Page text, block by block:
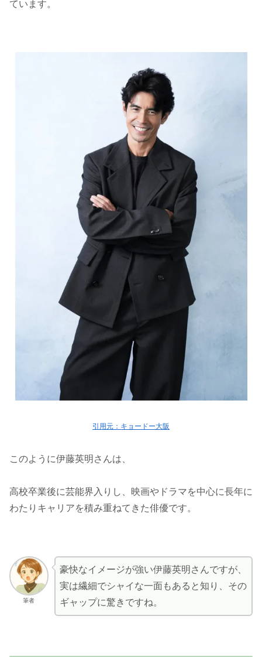
ています。
引用元：キョードー大阪
このように伊藤英明さんは、
高校卒業後に芸能界入りし、映画やドラマを中心に長年に
わたりキャリアを積み重ねてきた俳優です。
筆者
豪快なイメージが強い伊藤英明さんですが、
実は繊細でシャイな一面もあると知り、その
ギャップに驚きですね。